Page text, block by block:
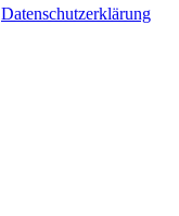
Datenschutzerklärung